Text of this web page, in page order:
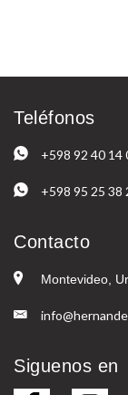
Teléfonos
+598 92 40 14
+598 95 25 38
Contacto
Montevideo,
Siguenos en